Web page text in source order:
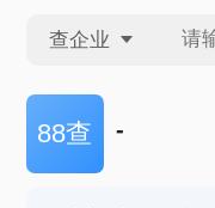
查企业
查企业
88查 -